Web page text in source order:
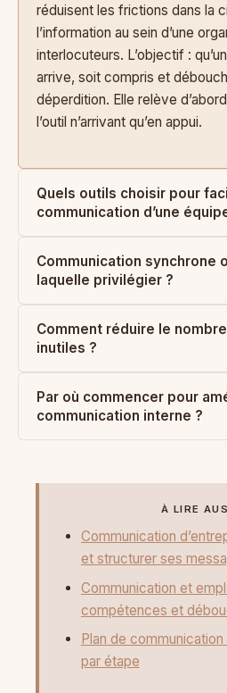
réduisent les frictions dans la
l’information au sein d’une
interlocuteurs. L’objectif :
arrive, soit compris et
déperdition. Elle relève
l’outil n’arrivant qu’en appui.
Quels outils choisir pour
communication d’une
Communication synchrone
laquelle privilégier ?
Comment réduire le
inutiles ?
Par où commencer pour
communication interne ?
À LIRE
Communication
et structurer ses
Communication et
compétences et
Plan de
par étape